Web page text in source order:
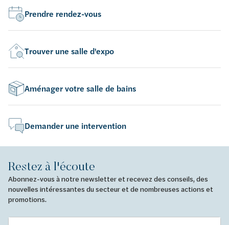
Prendre rendez-vous
Trouver une salle d'expo
Aménager votre salle de bains
Demander une intervention
Restez à l'écoute
Abonnez-vous à notre newsletter et recevez des conseils, des
nouvelles intéressantes du secteur et de nombreuses actions et
promotions.